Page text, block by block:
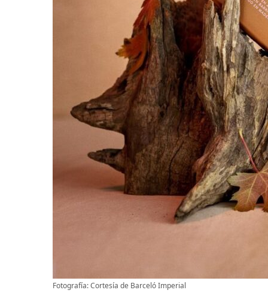
Fotografía: Cortesía de Barceló Imperial